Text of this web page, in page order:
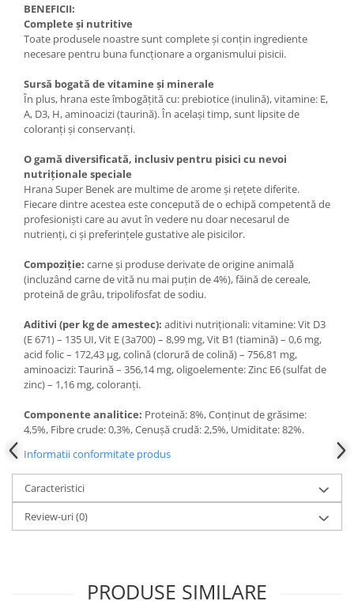
BENEFICII:
Complete și nutritive
Toate produsele noastre sunt complete și conțin ingrediente
necesare pentru buna funcționare a organismului pisicii.
Sursă bogată de vitamine și minerale
În plus, hrana este îmbogățită cu: prebiotice (inulină), vitamine: E,
A, D3, H, aminoacizi (taurină). În același timp, sunt lipsite de
coloranți și conservanți.
O gamă diversificată, inclusiv pentru pisici cu nevoi
nutriționale speciale
Hrana Super Benek are multime de arome și rețete diferite.
Fiecare dintre acestea este concepută de o echipă competentă de
profesioniști care au avut în vedere nu doar necesarul de
nutrienți, ci și preferințele gustative ale pisicilor.
Compoziție: carne și produse derivate de origine animală
(incluzând carne de vită nu mai puțin de 4%), făină de cereale,
proteină de grâu, tripolifosfat de sodiu.
Aditivi (per kg de amestec): aditivi nutriționali: vitamine: Vit D3
(E 671) – 135 UI, Vit E (3a700) – 8,99 mg, Vit B1 (tiamină) – 0,6 mg,
acid folic – 172,43 μg, colină (clorură de colină) – 756,81 mg,
aminoacizi: Taurină – 356,14 mg, oligoelemente: Zinc E6 (sulfat de
zinc) – 1,16 mg, coloranți.
Componente analitice: Proteină: 8%, Conținut de grăsime:
4,5%, Fibre crude: 0,3%, Cenușă crudă: 2,5%, Umiditate: 82%.
Informatii conformitate produs
Caracteristici
Review-uri(0)
PRODUSE SIMILARE